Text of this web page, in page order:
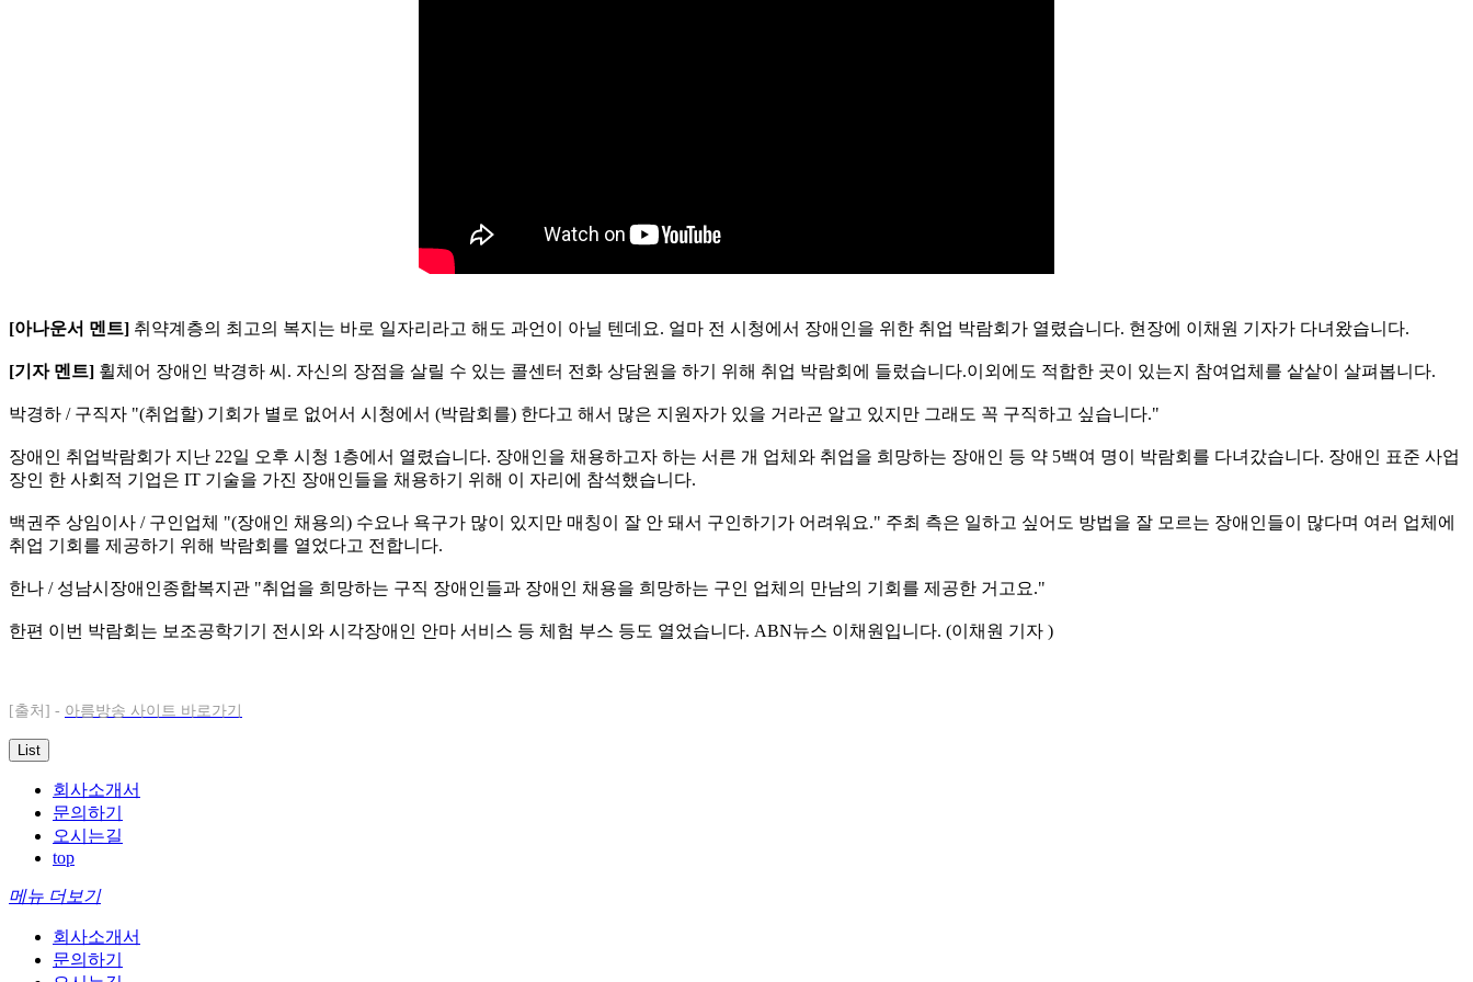
[아나운서 멘트] 취약계층의 최고의 복지는 바로 일자리라고 해도 과언이 아닐 텐데요. 얼마 전 시청에서 장애인을 위한 취업 박람회가 열렸습니다. 현장에 이채원 기자가 다녀왔습니다.
[기자 멘트] 휠체어 장애인 박경하 씨. 자신의 장점을 살릴 수 있는 콜센터 전화 상담원을 하기 위해 취업 박람회에 들렀습니다.이외에도 적합한 곳이 있는지 참여업체를 샅샅이 살펴봅니다.
박경하 / 구직자 "(취업할) 기회가 별로 없어서 시청에서 (박람회를) 한다고 해서 많은 지원자가 있을 거라곤 알고 있지만 그래도 꼭 구직하고 싶습니다."
장애인 취업박람회가 지난 22일 오후 시청 1층에서 열렸습니다. 장애인을 채용하고자 하는 서른 개 업체와 취업을 희망하는 장애인 등 약 5백여 명이 박람회를 다녀갔습니다. 장애인 표준 사업
장인 한 사회적 기업은 IT 기술을 가진 장애인들을 채용하기 위해 이 자리에 참석했습니다.
백권주 상임이사 / 구인업체 "(장애인 채용의) 수요나 욕구가 많이 있지만 매칭이 잘 안 돼서 구인하기가 어려워요." 주최 측은 일하고 싶어도 방법을 잘 모르는 장애인들이 많다며 여러 업체에
취업 기회를 제공하기 위해 박람회를 열었다고 전합니다.
한나 / 성남시장애인종합복지관 "취업을 희망하는 구직 장애인들과 장애인 채용을 희망하는 구인 업체의 만남의 기회를 제공한 거고요."
한편 이번 박람회는 보조공학기기 전시와 시각장애인 안마 서비스 등 체험 부스 등도 열었습니다. ABN뉴스 이채원입니다. (이채원 기자 )
[출처] - 아름방송 사이트 바로가기
List
회사소개서
문의하기
오시는길
top
메뉴 더보기
회사소개서
문의하기